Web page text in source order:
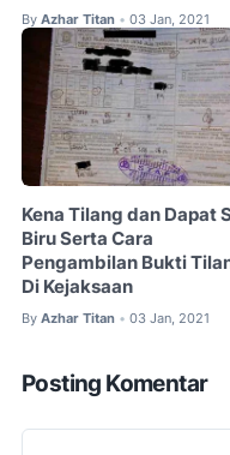
By Azhar Titan • 03 Jan, 2021
Kena Tilang dan Dapat
Biru Serta Cara
Pengambilan Bukti
Di Kejaksaan
By Azhar Titan • 03 Jan, 2021
Posting Komentar